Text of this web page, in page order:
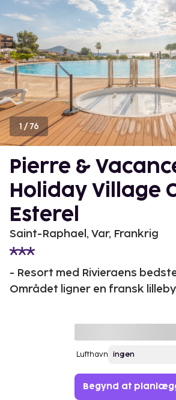
1/76
Pierre &
Holiday Village
Esterel
Saint-Raphael, Var, Frankrig
- Resort med Rivieraens
Området ligner en fransk
Lufthavn
Begynd at